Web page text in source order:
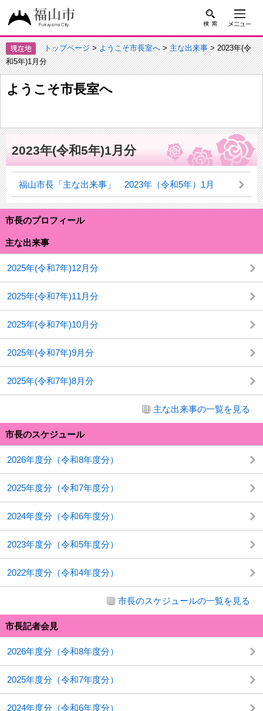
トップページ>ようこそ市長室へ>主な出来事> 2023年(令
和5年)1月分
ようこそ市長室へ
市長のプロフィール
主な出来事
2025年(令和7年)12月分
2025年(令和7年)11月分
2025年(令和7年)10月分
2025年(令和7年)9月分
2025年(令和7年)8月分
主な出来事の一覧を見る
市長のスケジュール
2026年度分（令和8年度分）
2025年度分（令和7年度分）
2024年度分（令和6年度分）
2023年度分（令和5年度分）
2022年度分（令和4年度分）
市長のスケジュールの一覧を見る
市長記者会見
2026年度分（令和8年度分）
2025年度分（令和7年度分）
2024年度分（令和6年度分）
2023年(令和5年)1月分
福山市長「主な出来事」 2023年（令和5年）1月